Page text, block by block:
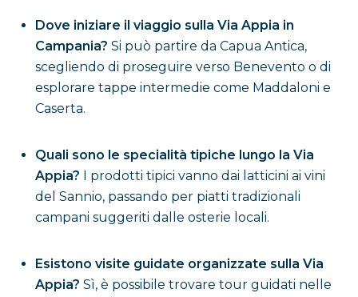
Dove iniziare il viaggio sulla Via Appia in
Campania? Si può partire da Capua Antica,
scegliendo di proseguire verso Benevento o di
esplorare tappe intermedie come Maddaloni e
Caserta.
Quali sono le specialità tipiche lungo la Via
Appia? I prodotti tipici vanno dai latticini ai vini
del Sannio, passando per piatti tradizionali
campani suggeriti dalle osterie locali.
Esistono visite guidate organizzate sulla Via
Appia? Sì, è possibile trovare tour guidati nelle